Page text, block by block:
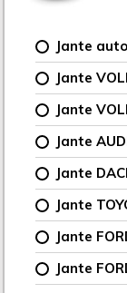
Jante
Jante
Jante
Jante
Jante
Jante
Jante
Jante